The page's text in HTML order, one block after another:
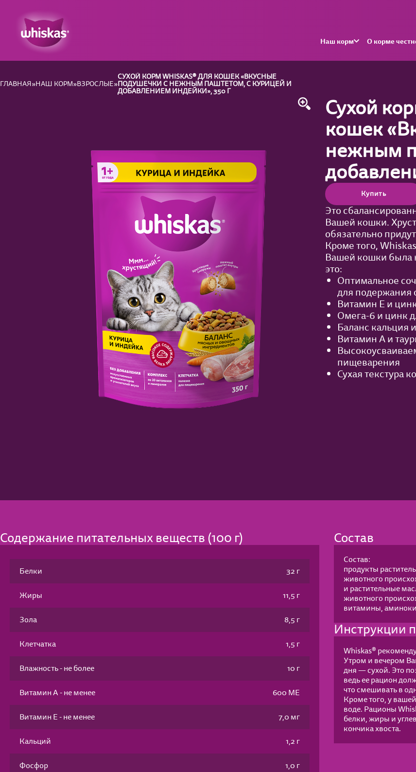
Наш корм О корме
ГЛАВНАЯ НАШ КОРМ ВЗРОСЛЫЕ
СУХОЙ КОРМ WHISKAS® ДЛЯ КОШЕК «ВКУСНЫЕ
ПОДУШЕЧКИ С НЕЖНЫМ ПАШТЕТОМ, С КУРИЦЕЙ И
ДОБАВЛЕНИЕМ ИНДЕЙКИ», 350 Г
Сухой
кошек
нежным
Купить
Это
Вашей кошки.
обязательно
Кроме того,
Вашей кошки была
это:
Оптимальное
для подержания
Витамин Е и
Омега-6 и цинк
Баланс кальция
Витамин А и
пищеварения
Сухая текстура
Содержание питательных веществ (100 г)
Белки 32 г
Жиры 11,5 г
Зола 8,5 г
Клетчатка 1,5 г
Влажность - не более 10 г
Витамин А - не менее 600 МЕ
Витамин Е - не менее 7,0 мг
Кальций 1,2 г
Фосфор 1,0 г
Состав
Состав:
продукты
животного
и растительные
животного
витамины,
Инструкции
Whiskas®
Утром и вечером
дня — сухой. Это
ведь ее рацион
что смешивать в
Кроме того, у
воде. Рационы
белки, жиры и
кончика хвоста.